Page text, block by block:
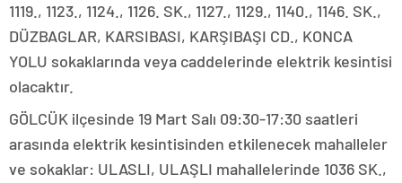
1119., 1123., 1124., 1126. SK., 1127., 1129., 1140., 1146. SK.,
DÜZBAGLAR, KARSIBASI, KARŞIBAŞI CD., KONCA
YOLU sokaklarında veya caddelerinde elektrik kesintisi
olacaktır.
GÖLCÜK ilçesinde 19 Mart Salı 09:30-17:30 saatleri
arasında elektrik kesintisinden etkilenecek mahalleler
ve sokaklar: ULASLI, ULAŞLI mahallelerinde 1036 SK.,